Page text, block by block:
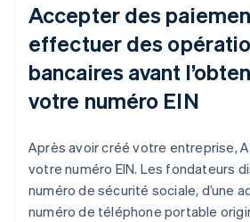
Accepter des
effectuer des
bancaires avant
votre numéro EIN
Après avoir créé votre entreprise,
votre numéro EIN. Les fondateurs
numéro de sécurité sociale, d’une
numéro de téléphone portable